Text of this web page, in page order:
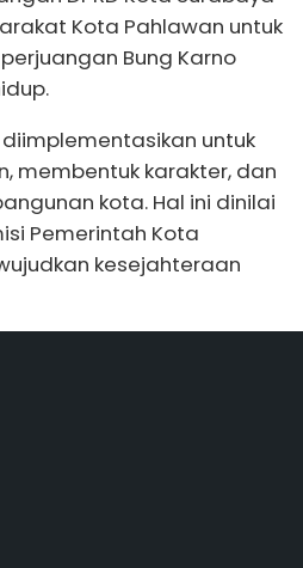
Kota Pahlawan untuk
Bung Karno
untuk
membentuk karakter, dan
kota. Hal ini dinilai
Pemerintah Kota
kesejahteraan